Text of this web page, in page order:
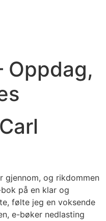
Oppdag,
gjennom, og rikdommen
på en klar og
følte jeg en voksende
e-bøker nedlasting